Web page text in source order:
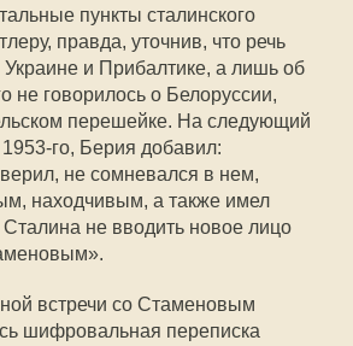
пункты сталинского
правда, уточнив, что речь
и Прибалтике, а лишь об
не говорилось о Белоруссии,
перешейке. На следующий
1953-го, Берия добавил:
не сомневался в нем,
находчивым, а также имел
не вводить новое лицо
встречи со Стаменовым
шифровальная переписка